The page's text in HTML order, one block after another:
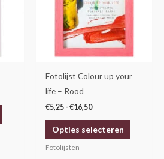
kan
op
productpagina
Fotolijst Colour up your
life – Rood
€5,25 - €16,50
Opties selecteren
kan
gekozen
de
Fotolijsten